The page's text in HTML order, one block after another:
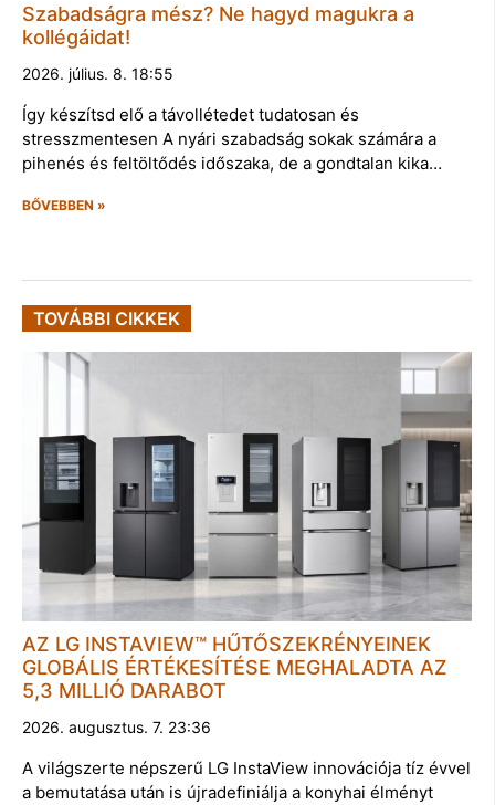
Szabadságra mész? Ne hagyd magukra a
kollégáidat!
2026. július. 8. 18:55
Így készítsd elő a távollétedet tudatosan és
stresszmentesen A nyári szabadság sokak számára a
pihenés és feltöltődés időszaka, de a gondtalan kika…
BŐVEBBEN »
TOVÁBBI CIKKEK
AZ LG INSTAVIEW™ HŰTŐSZEKRÉNYEINEK
GLOBÁLIS ÉRTÉKESÍTÉSE MEGHALADTA AZ
5,3 MILLIÓ DARABOT
2026. augusztus. 7. 23:36
A világszerte népszerű LG InstaView innovációja tíz évvel
a bemutatása után is újradefiniálja a konyhai élményt